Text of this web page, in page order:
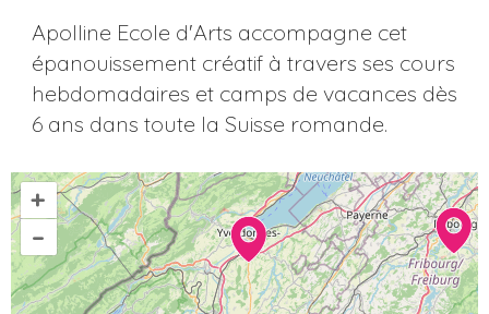
Apolline Ecole d'Arts accompagne cet
épanouissement créatif à travers ses cours
hebdomadaires et camps de vacances dès
6 ans dans toute la Suisse romande.
+
–